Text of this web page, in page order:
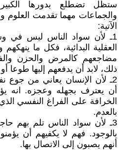
ستظل تضطلع بدورها
والجماعات مهما تقدمت العلوم
الآتية:
1ـ لأن سواد الناس ليس في
العقلية البدائية، فكل ما
مضاجعهم كالمرض والحزن
ذلك، لابد أن يدفعهم إليها طوعا
2ـ لأن الإنسان يعاني من
أن يعترف بجهله وعجزه. انه
الخرافة على الفراغ النفسي
بالعدم.
3ـ لأن سواد الناس تلم بهم
بالوجود. فهم لا يكفيهم أن
أنهم يصبون إلى الاتصال بها.